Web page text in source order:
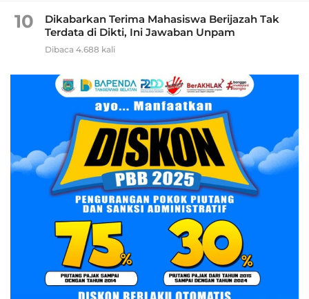
10
Dikabarkan Terima Mahasiswa Berijazah Tak
Terdata di Dikti, Ini Jawaban Unpam
Dibaca 4.688 kali